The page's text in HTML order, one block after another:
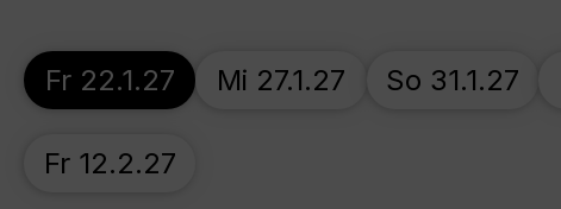
Fr 22.1.27 Mi 27.1.27 So 31.1.27
Fr 12.2.27